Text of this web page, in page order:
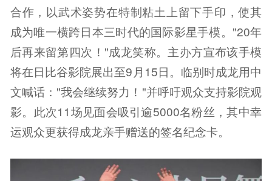
合作，以武术姿势在特制粘土上留下手印，使其
成为唯一横跨日本三时代的国际影星手模。"20年
后再来留第四次！"成龙笑称。主办方宣布该手模
将在日比谷影院展出至9月15日。临别时成龙用中
文喊话："我会继续努力！"并呼吁观众支持影院观
影。此次11场见面会吸引逾5000名粉丝，其中幸
运观众更获得成龙亲手赠送的签名纪念卡。